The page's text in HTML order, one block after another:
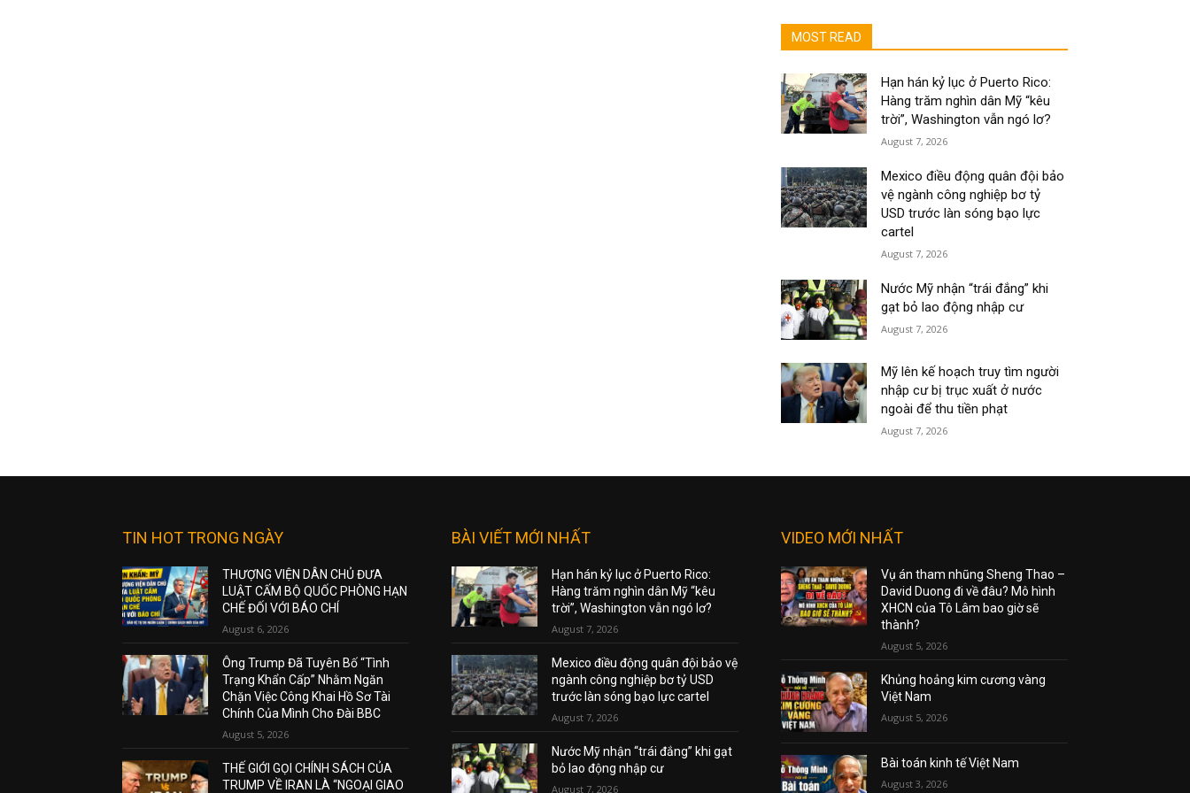
MOST READ
Hạn hán kỷ lục ở Puerto Rico:
Hàng trăm nghìn dân Mỹ “kêu
trời”, Washington vẫn ngó lơ?
August 7, 2026
Mexico điều động quân đội bảo
vệ ngành công nghiệp bơ tỷ
USD trước làn sóng bạo lực
cartel
August 7, 2026
Nước Mỹ nhận “trái đắng” khi
gạt bỏ lao động nhập cư
August 7, 2026
Mỹ lên kế hoạch truy tìm người
nhập cư bị trục xuất ở nước
ngoài để thu tiền phạt
August 7, 2026
TIN HOT TRONG NGÀY
THƯỢNG VIỆN DÂN CHỦ ĐƯA
LUẬT CẤM BỘ QUỐC PHÒNG HẠN
CHẾ ĐỐI VỚI BÁO CHÍ
August 6, 2026
Ông Trump Đã Tuyên Bố “Tình
Trạng Khẩn Cấp” Nhằm Ngăn
Chặn Việc Công Khai Hồ Sơ Tài
Chính Của Mình Cho Đài BBC
August 5, 2026
THẾ GIỚI GỌI CHÍNH SÁCH CỦA
TRUMP VỀ IRAN LÀ “NGOẠI GIAO
BÀI VIẾT MỚI NHẤT
Hạn hán kỷ lục ở Puerto Rico:
Hàng trăm nghìn dân Mỹ “kêu
trời”, Washington vẫn ngó lơ?
August 7, 2026
Mexico điều động quân đội bảo vệ
ngành công nghiệp bơ tỷ USD
trước làn sóng bạo lực cartel
August 7, 2026
Nước Mỹ nhận “trái đắng” khi gạt
bỏ lao động nhập cư
August 7, 2026
VIDEO MỚI NHẤT
Vụ án tham nhũng Sheng Thao –
David Duong đi về đâu? Mô hình
XHCN của Tô Lâm bao giờ sẽ
thành?
August 5, 2026
Khủng hoảng kim cương vàng
Việt Nam
August 5, 2026
Bài toán kinh tế Việt Nam
August 3, 2026